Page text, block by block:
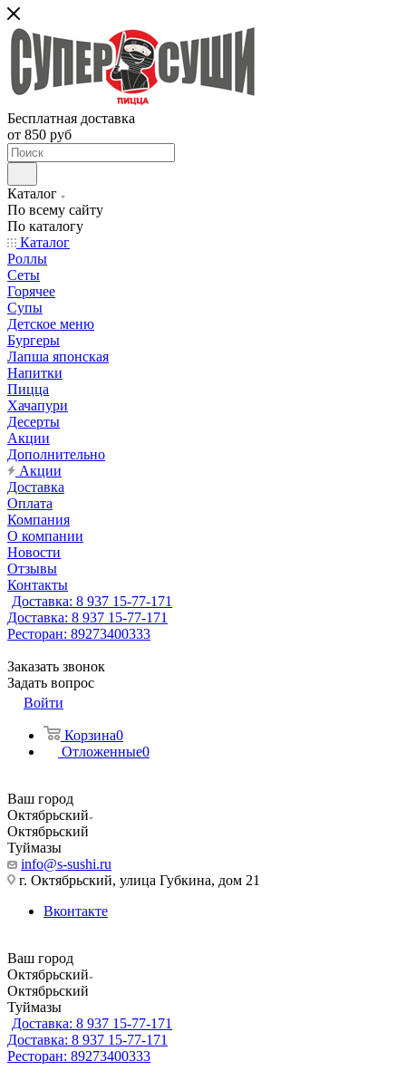
Бесплатная доставка
от 850 руб
Каталог
По всему сайту
По каталогу
Каталог
Роллы
Сеты
Горячее
Супы
Детское меню
Бургеры
Лапша японская
Напитки
Пицца
Хачапури
Десерты
Акции
Дополнительно
Акции
Доставка
Оплата
Компания
О компании
Новости
Отзывы
Контакты
Доставка: 8 937 15-77-171
Доставка: 8 937 15-77-171
Ресторан: 89273400333
Заказать звонок
Задать вопрос
Войти
Корзина0
Отложенные0
Ваш город
Октябрьский
Октябрьский
Туймазы
info@s-sushi.ru
г. Октябрьский, улица Губкина, дом 21
Вконтакте
Ваш город
Октябрьский
Октябрьский
Туймазы
Доставка: 8 937 15-77-171
Доставка: 8 937 15-77-171
Ресторан: 89273400333